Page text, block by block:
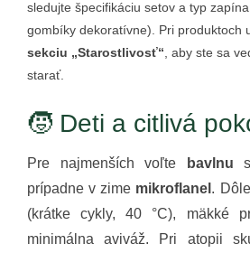
sledujte špecifikáciu setov a typ
gombíky dekoratívne). Pri produktoch
sekciu „Starostlivosť“ , aby ste sa
starať.
🧒 Deti a citlivá
Pre najmenších voľte bavlnu
prípadne v zime mikroflanel .
(krátke cykly, 40 °C), mäkké
minimálna aviváž. Pri atopii